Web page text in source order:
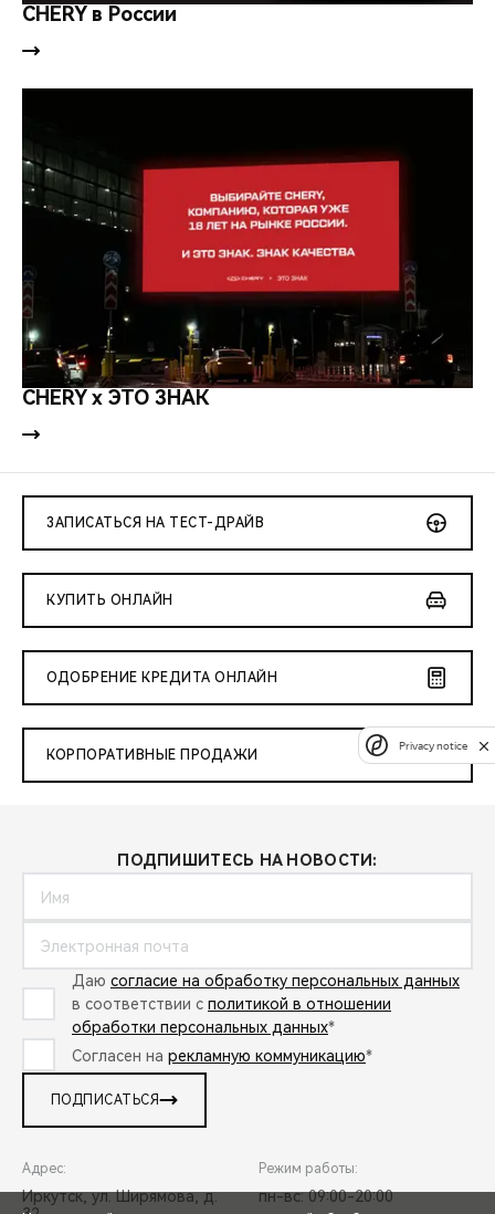
CHERY в России
CHERY x ЭТО ЗНАК
ЗАПИСАТЬСЯ НА ТЕСТ-ДРАЙВ
КУПИТЬ ОНЛАЙН
ОДОБРЕНИЕ КРЕДИТА ОНЛАЙН
КОРПОРАТИВНЫЕ ПРОДАЖИ
ПОДПИШИТЕСЬ НА НОВОСТИ:
Даю согласие на обработку персональных данных
в соответствии с политикой в отношении
обработки персональных данных*
Согласен на рекламную коммуникацию*
ПОДПИСАТЬСЯ
Адрес:
Иркутск, ул. Ширямова, д.
Режим работы:
пн-вс: 09:00-20:00
Privacy notice